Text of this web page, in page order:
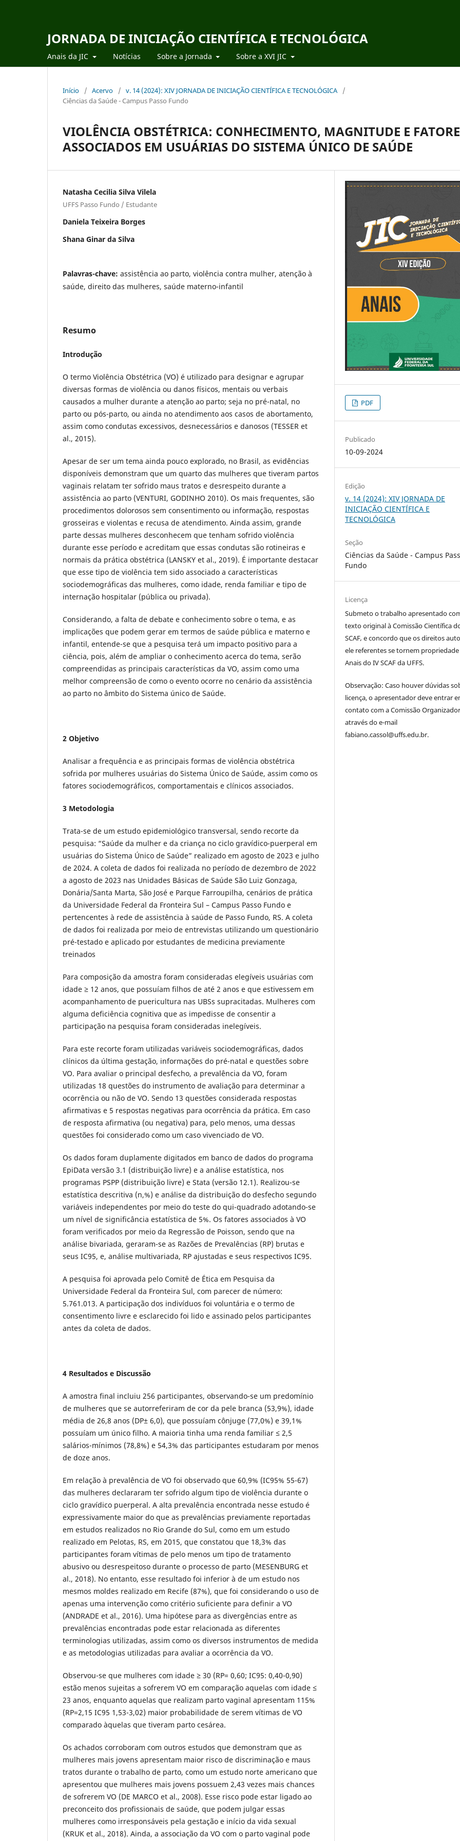
JORNADA DE INICIAÇÃO CIENTÍFICA E TECNOLÓGICA
Anais da JIC Notícias Sobre a Jornada Sobre a XVI JIC
Início / Acervo / v. 14 (2024): XIV JORNADA DE INICIAÇÃO CIENTÍFICA E TECNOLÓGICA
/
Ciências da Saúde - Campus Passo Fundo
VIOLÊNCIA OBSTÉTRICA: CONHECIMENTO, MAGNITUDE E
ASSOCIADOS EM USUÁRIAS DO SISTEMA ÚNICO DE SAÚDE
Natasha Cecilia Silva Vilela
UFFS Passo Fundo / Estudante
Daniela Teixeira Borges
Shana Ginar da Silva
Palavras-chave: assistência ao parto, violência contra mulher, atenção à
saúde, direito das mulheres, saúde materno-infantil
Resumo
Introdução
O termo Violência Obstétrica (VO) é utilizado para designar e agrupar
diversas formas de violência ou danos físicos, mentais ou verbais
causados a mulher durante a atenção ao parto; seja no pré-natal, no
parto ou pós-parto, ou ainda no atendimento aos casos de abortamento,
assim como condutas excessivos, desnecessários e danosos (TESSER et
al., 2015).
Apesar de ser um tema ainda pouco explorado, no Brasil, as evidências
disponíveis demonstram que um quarto das mulheres que tiveram partos
vaginais relatam ter sofrido maus tratos e desrespeito durante a
assistência ao parto (VENTURI, GODINHO 2010). Os mais frequentes, são
procedimentos dolorosos sem consentimento ou informação, respostas
grosseiras e violentas e recusa de atendimento. Ainda assim, grande
parte dessas mulheres desconhecem que tenham sofrido violência
durante esse período e acreditam que essas condutas são rotineiras e
normais da prática obstétrica (LANSKY et al., 2019). É importante destacar
que esse tipo de violência tem sido associado a características
sociodemográficas das mulheres, como idade, renda familiar e tipo de
internação hospitalar (pública ou privada).
Considerando, a falta de debate e conhecimento sobre o tema, e as
implicações que podem gerar em termos de saúde pública e materno e
infantil, entende-se que a pesquisa terá um impacto positivo para a
ciência, pois, além de ampliar o conhecimento acerca do tema, serão
compreendidas as principais características da VO, assim como uma
melhor compreensão de como o evento ocorre no cenário da assistência
ao parto no âmbito do Sistema único de Saúde.
2 Objetivo
Analisar a frequência e as principais formas de violência obstétrica
sofrida por mulheres usuárias do Sistema Único de Saúde, assim como os
fatores sociodemográficos, comportamentais e clínicos associados.
3 Metodologia
Trata-se de um estudo epidemiológico transversal, sendo recorte da
pesquisa: “Saúde da mulher e da criança no ciclo gravídico-puerperal em
usuárias do Sistema Único de Saúde” realizado em agosto de 2023 e julho
de 2024. A coleta de dados foi realizada no período de dezembro de 2022
a agosto de 2023 nas Unidades Básicas de Saúde São Luiz Gonzaga,
Donária/Santa Marta, São José e Parque Farroupilha, cenários de prática
da Universidade Federal da Fronteira Sul – Campus Passo Fundo e
pertencentes à rede de assistência à saúde de Passo Fundo, RS. A coleta
de dados foi realizada por meio de entrevistas utilizando um questionário
pré-testado e aplicado por estudantes de medicina previamente
treinados
Para composição da amostra foram consideradas elegíveis usuárias com
idade ≥ 12 anos, que possuíam filhos de até 2 anos e que estivessem em
acompanhamento de puericultura nas UBSs supracitadas. Mulheres com
alguma deficiência cognitiva que as impedisse de consentir a
participação na pesquisa foram consideradas inelegíveis.
Para este recorte foram utilizadas variáveis sociodemográficas, dados
clínicos da última gestação, informações do pré-natal e questões sobre
VO. Para avaliar o principal desfecho, a prevalência da VO, foram
utilizadas 18 questões do instrumento de avaliação para determinar a
ocorrência ou não de VO. Sendo 13 questões considerada respostas
afirmativas e 5 respostas negativas para ocorrência da prática. Em caso
de resposta afirmativa (ou negativa) para, pelo menos, uma dessas
questões foi considerado como um caso vivenciado de VO.
Os dados foram duplamente digitados em banco de dados do programa
EpiData versão 3.1 (distribuição livre) e a análise estatística, nos
programas PSPP (distribuição livre) e Stata (versão 12.1). Realizou-se
estatística descritiva (n,%) e análise da distribuição do desfecho segundo
variáveis independentes por meio do teste do qui-quadrado adotando-se
um nível de significância estatística de 5%. Os fatores associados à VO
foram verificados por meio da Regressão de Poisson, sendo que na
análise bivariada, geraram-se as Razões de Prevalências (RP) brutas e
seus IC95, e, análise multivariada, RP ajustadas e seus respectivos IC95.
A pesquisa foi aprovada pelo Comitê de Ética em Pesquisa da
Universidade Federal da Fronteira Sul, com parecer de número:
5.761.013. A participação dos indivíduos foi voluntária e o termo de
consentimento livre e esclarecido foi lido e assinado pelos participantes
antes da coleta de dados.
4 Resultados e Discussão
A amostra final incluiu 256 participantes, observando-se um predomínio
de mulheres que se autorreferiram de cor da pele branca (53,9%), idade
média de 26,8 anos (DP± 6,0), que possuíam cônjuge (77,0%) e 39,1%
possuíam um único filho. A maioria tinha uma renda familiar ≤ 2,5
salários-mínimos (78,8%) e 54,3% das participantes estudaram por menos
de doze anos.
Em relação à prevalência de VO foi observado que 60,9% (IC95% 55-67)
das mulheres declararam ter sofrido algum tipo de violência durante o
ciclo gravídico puerperal. A alta prevalência encontrada nesse estudo é
expressivamente maior do que as prevalências previamente reportadas
em estudos realizados no Rio Grande do Sul, como em um estudo
realizado em Pelotas, RS, em 2015, que constatou que 18,3% das
participantes foram vítimas de pelo menos um tipo de tratamento
abusivo ou desrespeitoso durante o processo de parto (MESENBURG et
al., 2018). No entanto, esse resultado foi inferior à de um estudo nos
mesmos moldes realizado em Recife (87%), que foi considerando o uso de
apenas uma intervenção como critério suficiente para definir a VO
(ANDRADE et al., 2016). Uma hipótese para as divergências entre as
prevalências encontradas pode estar relacionada as diferentes
terminologias utilizadas, assim como os diversos instrumentos de medida
e as metodologias utilizadas para avaliar a ocorrência da VO.
Observou-se que mulheres com idade ≥ 30 (RP= 0,60; IC95: 0,40-0,90)
estão menos sujeitas a sofrerem VO em comparação aquelas com idade ≤
23 anos, enquanto aquelas que realizam parto vaginal apresentam 115%
(RP=2,15 IC95 1,53-3,02) maior probabilidade de serem vítimas de VO
comparado àquelas que tiveram parto cesárea.
Os achados corroboram com outros estudos que demonstram que as
mulheres mais jovens apresentam maior risco de discriminação e maus
tratos durante o trabalho de parto, como um estudo norte americano que
apresentou que mulheres mais jovens possuem 2,43 vezes mais chances
de sofrerem VO (DE MARCO et al., 2008). Esse risco pode estar ligado ao
preconceito dos profissionais de saúde, que podem julgar essas
mulheres como irresponsáveis pela gestação e início da vida sexual
(KRUK et al., 2018). Ainda, a associação da VO com o parto vaginal pode
PDF
Publicado
10-09-2024
Edição
v. 14 (2024): XIV JORNADA DE
INICIAÇÃO CIENTÍFICA E
TECNOLÓGICA
Seção
Ciências da Saúde - Campus
Fundo
Licença
Submeto o trabalho apresentado
texto original à Comissão Científica
SCAF,e concordo que os direitos
ele referentes se tornem
Anais do IV SCAF da UFFS.
Observação: Caso houver dúvidas
licença, o apresentador deve entrar
contato com a Comissão
através do e-mail
fabiano.cassol@uffs.edu.br.